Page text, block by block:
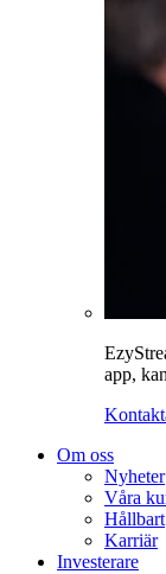
app,
Om oss
Nyheter
Våra
Hållbart
Karriär
Investerare